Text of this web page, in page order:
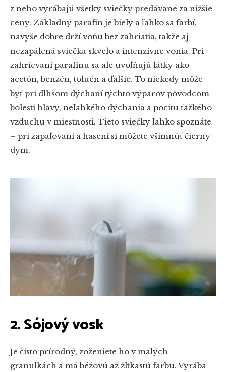
z neho vyrábajú všetky sviečky predávané za nižšie
ceny. Základný parafín je biely a ľahko sa farbí,
navyše dobre drží vôňu bez zahriatia, takže aj
nezapálená sviečka skvelo a intenzívne vonia. Pri
zahrievaní parafínu sa ale uvoľňujú látky ako
acetón, benzén, toluén a ďalšie. To niekedy môže
byť pri dlhšom dýchaní týchto výparov pôvodcom
bolesti hlavy, neľahkého dýchania a pocitu ťažkého
vzduchu v miestnosti. Tieto sviečky ľahko spoznáte
– pri zapaľovaní a hasení si môžete všimnúť čierny
dym.
2. Sójový vosk
Je čisto prírodný, zoženiete ho v malých
granulkách a má béžovú až žltkastú farbu. Vyrába